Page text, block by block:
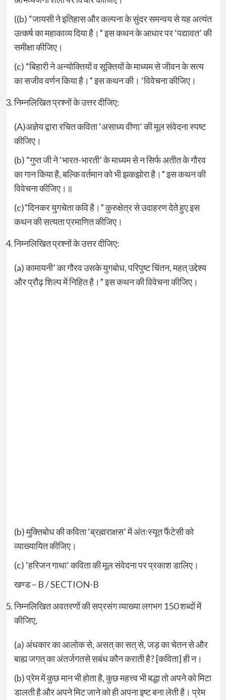
((b) “जायसी ने इतिहास और कल्पना के सुंदर समन्वय से यह अत्यंत
उत्कर्ष का महाकाव्य दिया है।” इस कथन के आधार पर ‘पद्यावत’ की
समीक्षा कीजिए।
(c) “बिहारी ने अन्योक्तियों व सूक्तियों के माध्यम से जीवन के सत्य
का सजीव वर्णन किया है।” इस कथन की। ‘विवेचना कीजिए।
निम्नलिखित प्रश्नों के उत्तर दीजिए:
(A)अज्ञेय द्वारा रचित कविता ‘असाध्य वीणा’ की मूल संवेदना स्पष्ट
कीजिए।
(b) “गुप्त जी ने ‘भारत-भारती’ के माध्यम से न सिर्फ अतीत के गौरव
का गान किया है, बल्कि वर्तमान को भी झकझोरा है।” इस कथन की
विवेचना कीजिए।॥
(c)”दिनकर युगचेता कवि है।” कुरुक्षेत्र से उदाहरण देते हुए इस
कथन की सत्यता प्रमाणित कीजिए।
निम्नलिखित प्रश्नों के उत्तर दीजिए:
(a) कामायनी’ का गौरव उसके युगबोध, परिपुष्ट चिंतन, महत् उद्देश्य
और प्रौढ़ शिल्प में निहित है।” इस कथन की विवेचना कीजिए।
(b) मुक्तिबोध की कविता ‘ब्रह्मराक्षस’ में अंतःस्यूत फैंटेसी को
व्याख्यायित कीजिए।
(c) ‘हरिजन गाथा’ कविता की मूल संवेदना पर प्रकाश डालिए।
खण्ड – B / SECTION-B
निम्नलिखित अवतरणों की सप्रसंग व्याख्या लगभग 150 शब्दों में
कीजिए,
(a) अंधकार का आलोक से, असत् का सत् से, जड़ का चेतन से और
बाह्य जगत् का अंतर्जगतसे सबंध कौन कराती है? [कविता] ही न।
(b) प्रेम में कुछ मान भी होता है, कुछ महत्त्व भी बद्धा तो अपने को मिटा
डालती है और अपने मिट जाने को ही अपना इष्ट बना लेती है। प्रेम